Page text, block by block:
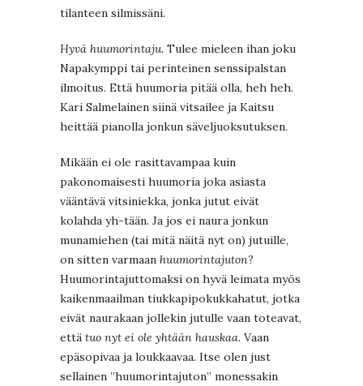
tilanteen silmissäni.
Hyvä huumorintaju. Tulee mieleen ihan joku
Napakymppi tai perinteinen senssipalstan
ilmoitus. Että huumoria pitää olla, heh heh.
Kari Salmelainen siinä vitsailee ja Kaitsu
heittää pianolla jonkun säveljuoksutuksen.
Mikään ei ole rasittavampaa kuin
pakonomaisesti huumoria joka asiasta
vääntävä vitsiniekka, jonka jutut eivät
kolahda yh-tään. Ja jos ei naura jonkun
munamiehen (tai mitä näitä nyt on) jutuille,
on sitten varmaan huumorintajuton?
Huumorintajuttomaksi on hyvä leimata myös
kaikenmaailman tiukkapipokukkahatut, jotka
eivät naurakaan jollekin jutulle vaan toteavat,
että tuo nyt ei ole yhtään hauskaa. Vaan
epäsopivaa ja loukkaavaa. Itse olen just
sellainen ”huumorintajuton” monessakin